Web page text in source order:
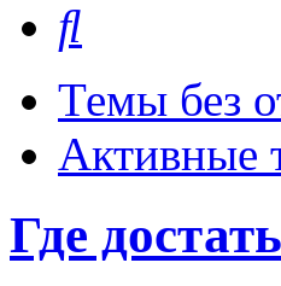
Темы без
Активные
Где